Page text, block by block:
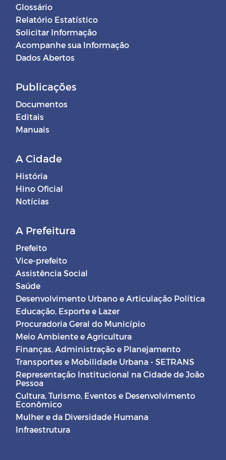
Glossário
Relatório Estatístico
Solicitar Informação
Acompanhe sua Informação
Dados Abertos
Publicações
Documentos
Editais
Manuais
A Cidade
História
Hino Oficial
Notícias
A Prefeitura
Prefeito
Vice-prefeito
Assistência Social
Saúde
Desenvolvimento Urbano e Articulação Política
Educação, Esporte e Lazer
Procuradoria Geral do Município
Meio Ambiente e Agricultura
Finanças, Administração e Planejamento
Transportes e Mobilidade Urbana - SETRANS
Representação Institucional na Cidade de João
Pessoa
Cultura, Turismo, Eventos e Desenvolvimento
Econômico
Mulher e da Diversidade Humana
Infraestrutura